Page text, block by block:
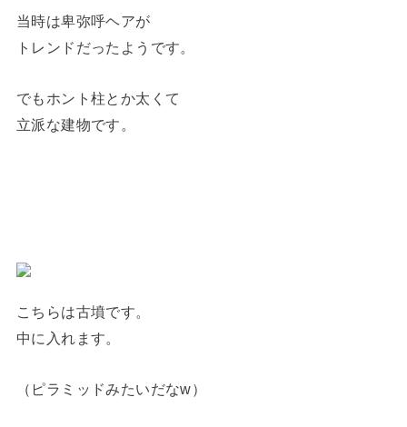
当時は卑弥呼ヘアが
トレンドだったようです。
でもホント柱とか太くて
立派な建物です。
こちらは古墳です。
中に入れます。
（ピラミッドみたいだなw）